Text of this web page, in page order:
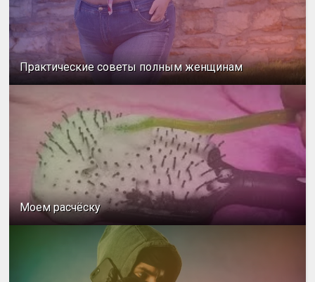
Практические советы полным женщинам
Моем расчёску